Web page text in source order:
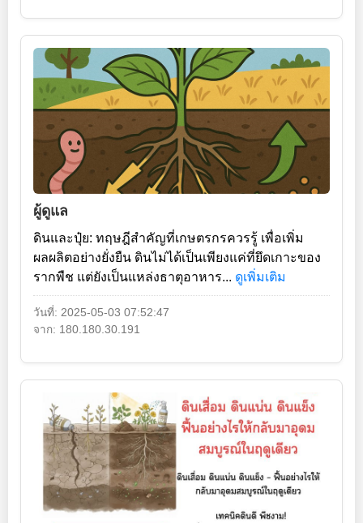
ผู้ดูแล
ดินและปุ๋ย: ทฤษฎีสำคัญที่เกษตรกรควรรู้ เพื่อเพิ่ม
ผลผลิตอย่างยั่งยืน ดินไม่ได้เป็นเพียงแค่ที่ยึดเกาะของ
รากพืช แต่ยังเป็นแหล่งธาตุอาหาร... ดูเพิ่มเติม
วันที่: 2025-05-03 07:52:47
จาก: 180.180.30.191